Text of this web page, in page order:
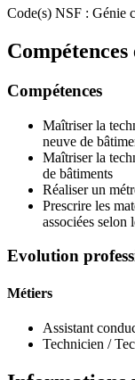
Code(s) NSF : Génie
Compétences
Compétences
Maîtriser la
neuve de
Maîtriser la
de bâtiments
Réaliser un
Prescrire les
associées selon
Evolution
Métiers
Assistant
Technicien /